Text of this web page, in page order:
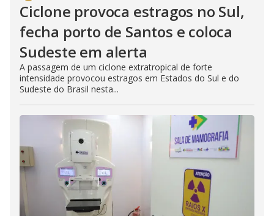
Ciclone provoca estragos no Sul,
fecha porto de Santos e coloca
Sudeste em alerta
A passagem de um ciclone extratropical de forte
intensidade provocou estragos em Estados do Sul e do
Sudeste do Brasil nesta...